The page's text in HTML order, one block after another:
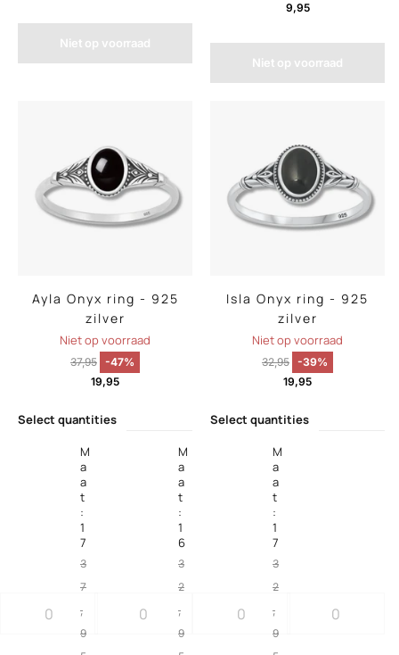
Niet op voorraad
9,95
Niet op voorraad
Ayla Onyx ring - 925
zilver
Niet op voorraad
37,95 -47%
19,95
Select quantities
M
a
a
t
:
1
7
3
7
,
9
Isla Onyx ring - 925
zilver
Niet op voorraad
32,95 -39%
19,95
Select quantities
M
a
a
t
:
1
6
3
2
,
9
M
a
a
t
:
1
7
3
2
,
9